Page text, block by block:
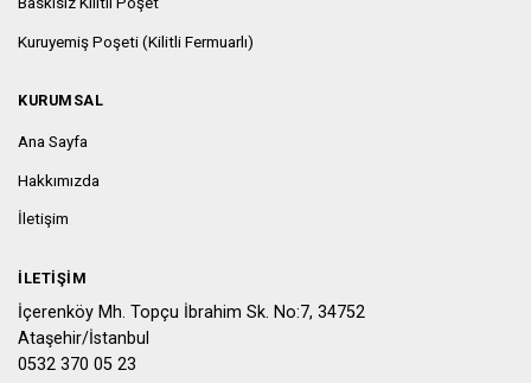
Kuruyemiş Poşeti (Kilitli Fermuarlı)
KURUMSAL
Ana Sayfa
Hakkımızda
İletişim
İLETIŞIM
İçerenköy Mh. Topçu İbrahim Sk. No:7, 34752
Ataşehir/İstanbul
0532 370 05 23